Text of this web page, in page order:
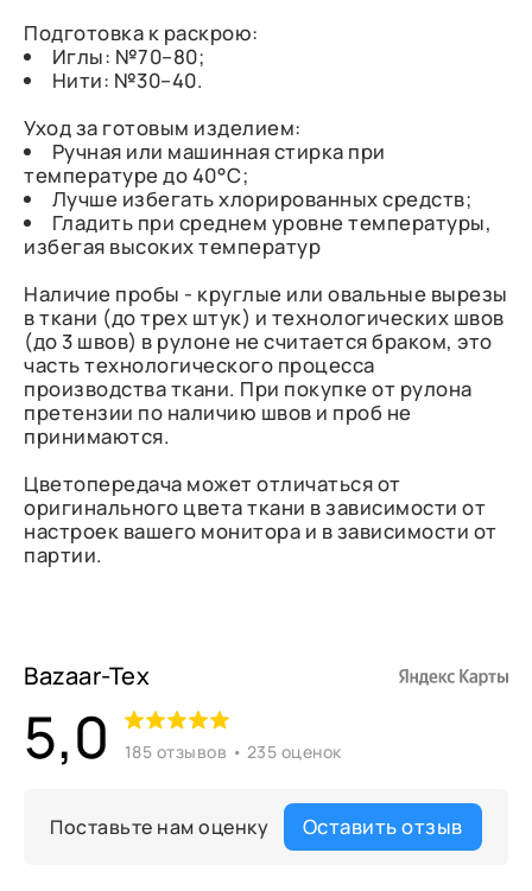
Подготовка к раскрою:
Иглы: №70–80;
Нити: №30–40.
Уход за готовым изделием:
Ручная или машинная стирка при
температуре до 40°C;
Лучше избегать хлорированных средств;
Гладить при среднем уровне температуры,
избегая высоких температур
Наличие пробы - круглые или овальные вырезы
в ткани (до трех штук) и технологических швов
(до 3 швов) в рулоне не считается браком, это
часть технологического процесса
производства ткани. При покупке от рулона
претензии по наличию швов и проб не
принимаются.
Цветопередача может отличаться от
оригинального цвета ткани в зависимости от
настроек вашего монитора и в зависимости от
партии.
Bazaar-Tex
5,0 185 отзывов • 235 оценок
Поставьте нам оценку Оставить отзыв